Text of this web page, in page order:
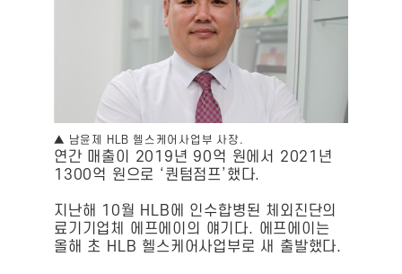
▲ 남윤제 HLB 헬스케어사업부 사장.
연간 매출이 2019년 90억 원에서 2021년
1300억 원으로 ‘퀀텀점프’했다.
지난해 10월 HLB에 인수합병된 체외진단의
료기기업체 에프에이의 얘기다. 에프에이는
올해 초 HLB 헬스케어사업부로 새 출발했다.